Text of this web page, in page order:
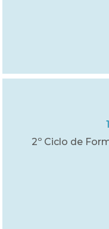
2º Ciclo de